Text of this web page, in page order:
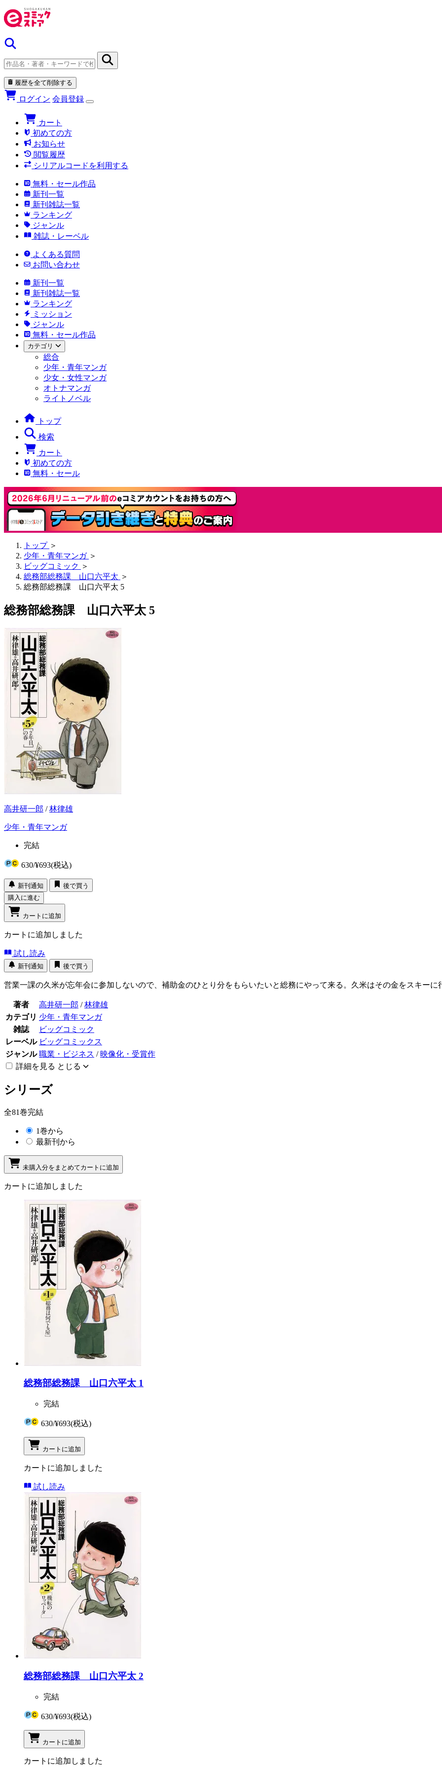
履歴を全て削除する
ログイン 会員登録
カート
初めての方
お知らせ
閲覧履歴
シリアルコードを利用する
無料・セール作品
新刊一覧
新刊雑誌一覧
ランキング
ジャンル
雑誌・レーベル
よくある質問
お問い合わせ
新刊一覧
新刊雑誌一覧
ランキング
ミッション
ジャンル
無料・セール作品
カテゴリ
総合
少年・青年マンガ
少女・女性マンガ
オトナマンガ
ライトノベル
トップ
検索
カート
初めての方
無料・セール
トップ ＞
少年・青年マンガ ＞
ビッグコミック ＞
総務部総務課 山口六平太 ＞
総務部総務課 山口六平太 5
総務部総務課 山口六平太 5
高井研一郎 /林律雄
少年・青年マンガ
完結
630/¥693(税込)
新刊通知
後で買う
購入に進む
カートに追加
カートに追加しました
試し読み
新刊通知 後で買う
営業一課の久米が忘年会に参加しないので、補助金のひとり分をもらいたいと総務にやって来る。久米はその金をスキーに
著者 高井研一郎 /林律雄
カテゴリ 少年・青年マンガ
雑誌
ビッグコミック
レーベル ビッグコミックス
ジャンル 職業・ビジネス / 映像化・受賞作
詳細を見る とじる
シリーズ
全81巻完結
1巻から
最新刊から
未購入分をまとめてカートに追加
カートに追加しました
総務部総務課 山口六平太 1
完結
630/¥693(税込)
カートに追加
カートに追加しました
試し読み
総務部総務課 山口六平太 2
完結
630/¥693(税込)
カートに追加
カートに追加しました